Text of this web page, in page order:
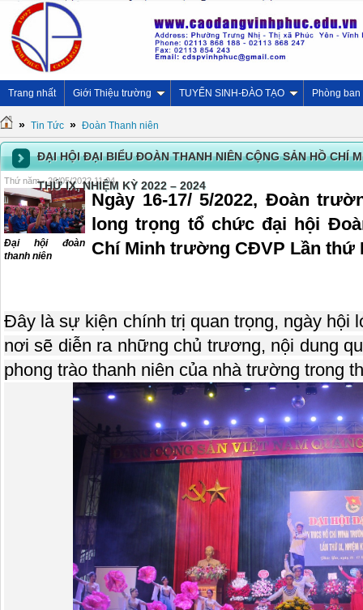
Trang nhất Giới Thiệu trường TUYỂN SINH-ĐÀO TẠO Phòng ban
» Tin Tức » Đoàn Thanh niên
ĐẠI HỘI ĐẠI BIỂU ĐOÀN THANH NIÊN CỘNG SẢN HỒ CHÍ
THỨ IX, NHIỆM KỲ 2022 – 2024
Thứ năm - 26/05/2022 11:04
Đại hội đoàn
thanh niên
Ngày 16-17/ 5/2022, Đoàn
long trọng tổ chức đại hội
Chí Minh trường CĐVP Lần thứ
Đây là sự kiện chính trị quan trọng, ngày hội
nơi sẽ diễn ra những chủ trương, nội dung
phong trào thanh niên của nhà trường trong